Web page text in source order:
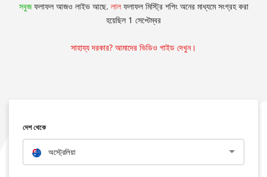
সবুজফলাফল আজও লাইভ আছে. লালফলাফল মিস্ট্রি শপিং অনের মাধ্যমে সংগ্রহ করা
হয়েছিল 1 সেপ্টেম্বর
সাহায্য দরকার? আমাদের ভিডিও গাইড দেখুন।
দেশ থেকে
অস্ট্রেলিয়া